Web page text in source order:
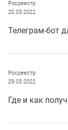
Росреестр
20.05.2022
Телеграм-бот
Росреестр
29.03.2022
Где и как